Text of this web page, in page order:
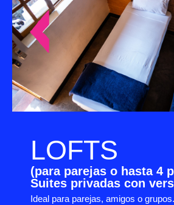
LOFTS
(para parejas o hasta 4
Suites privadas con
Ideal para parejas, amigos o grupos.